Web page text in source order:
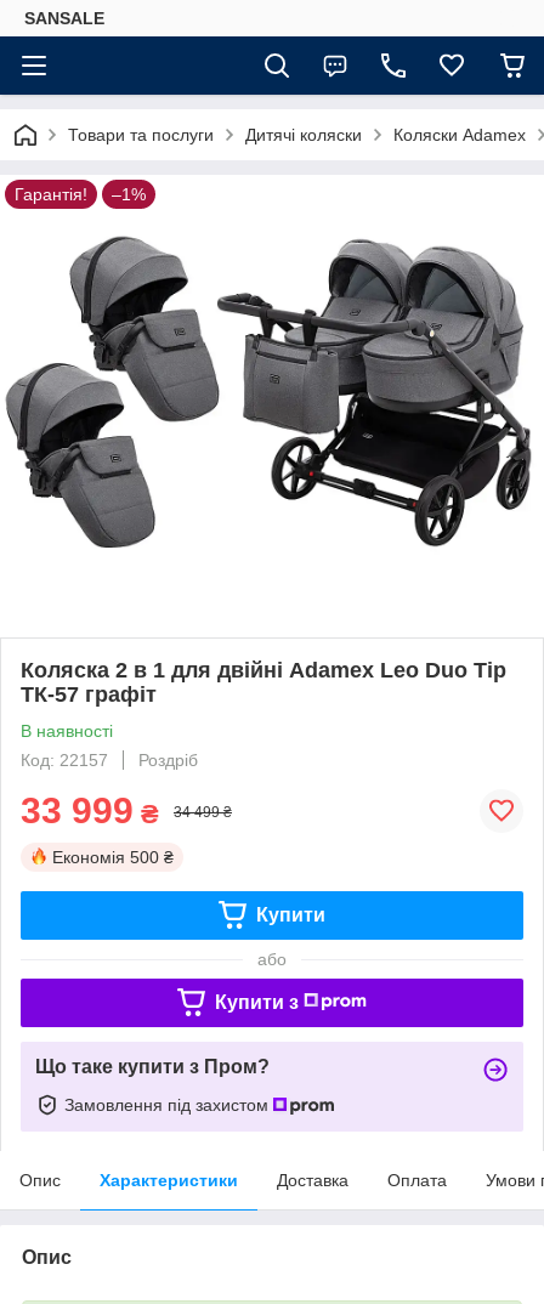
SANSALE
Товари та послуги Дитячі коляски Коляски Adamex
Гарантія! –1%
Коляска 2 в 1 для двійні Adamex Leo Duo Tip
TК-57 графіт
В наявності
Код: 22157
Роздріб
33 999 ₴ 34 499 ₴
Економія 500 ₴
Купити
або
Купити з
Що таке купити з Пром?
Замовлення під захистом
Опис Характеристики Доставка Оплата Умови
Опис